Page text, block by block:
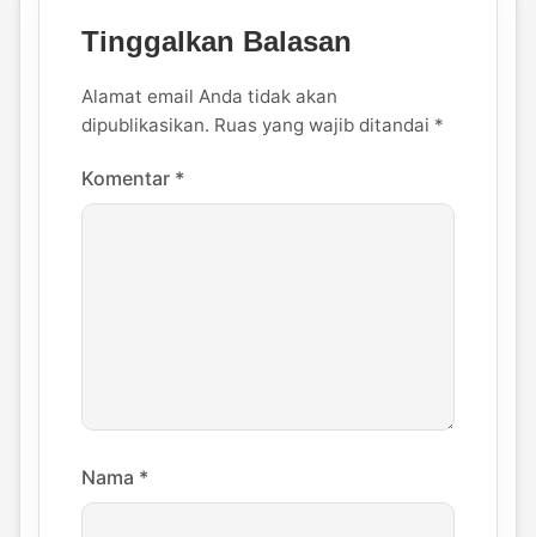
Tinggalkan Balasan
Alamat email Anda tidak akan
dipublikasikan. Ruas yang wajib ditandai *
Komentar *
Nama *